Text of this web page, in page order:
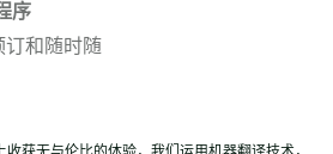
序
订和随时随